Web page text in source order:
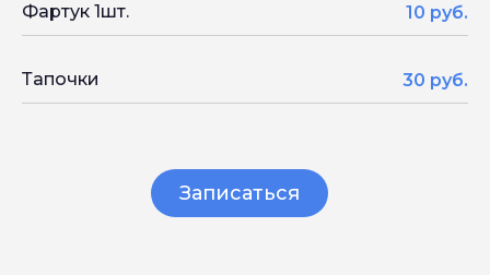
Фартук 1шт. 10 руб.
Тапочки 30 руб.
Записаться